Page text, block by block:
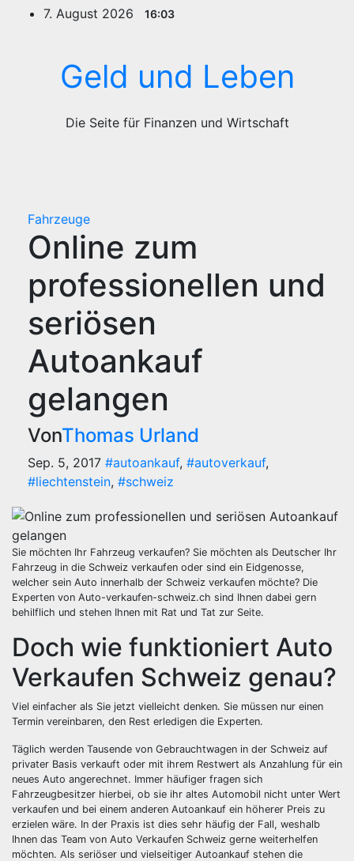
7. August 2026 16:03
Geld und Leben
Die Seite für Finanzen und Wirtschaft
Fahrzeuge
Online zum
professionellen und
seriösen
Autoankauf
gelangen
VonThomas Urland
Sep. 5, 2017 #autoankauf, #autoverkauf,
#liechtenstein, #schweiz
Sie möchten Ihr Fahrzeug verkaufen? Sie möchten als Deutscher Ihr
Fahrzeug in die Schweiz verkaufen oder sind ein Eidgenosse,
welcher sein Auto innerhalb der Schweiz verkaufen möchte? Die
Experten von Auto-verkaufen-schweiz.ch sind Ihnen dabei gern
behilflich und stehen Ihnen mit Rat und Tat zur Seite.
Doch wie funktioniert Auto
Verkaufen Schweiz genau?
Viel einfacher als Sie jetzt vielleicht denken. Sie müssen nur einen
Termin vereinbaren, den Rest erledigen die Experten.
Täglich werden Tausende von Gebrauchtwagen in der Schweiz auf
privater Basis verkauft oder mit ihrem Restwert als Anzahlung für ein
neues Auto angerechnet. Immer häufiger fragen sich
Fahrzeugbesitzer hierbei, ob sie ihr altes Automobil nicht unter Wert
verkaufen und bei einem anderen Autoankauf ein höherer Preis zu
erzielen wäre. In der Praxis ist dies sehr häufig der Fall, weshalb
Ihnen das Team von Auto Verkaufen Schweiz gerne weiterhelfen
möchten. Als seriöser und vielseitiger Autoankauf stehen die